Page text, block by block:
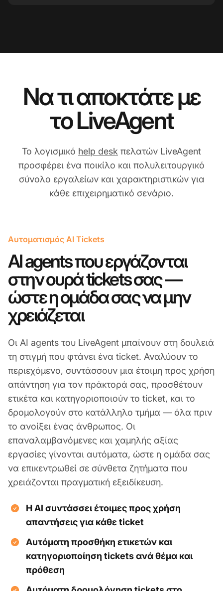
Να τι αποκτάτε με
το LiveAgent
Το λογισμικό help desk πελατών LiveAgent
προσφέρει ένα ποικίλο και πολυλειτουργικό
σύνολο εργαλείων και χαρακτηριστικών για
κάθε επιχειρηματικό σενάριο.
Αυτοματισμός AI Tickets
AI agents που εργάζονται
στην ουρά tickets σας —
ώστε η ομάδα σας να μην
χρειάζεται
Οι AI agents του LiveAgent μπαίνουν στη δουλειά
τη στιγμή που φτάνει ένα ticket. Αναλύουν το
περιεχόμενο, συντάσσουν μια έτοιμη προς χρήση
απάντηση για τον πράκτορά σας, προσθέτουν
ετικέτα και κατηγοριοποιούν το ticket, και το
δρομολογούν στο κατάλληλο τμήμα — όλα πριν
το ανοίξει ένας άνθρωπος. Οι
επαναλαμβανόμενες και χαμηλής αξίας
εργασίες γίνονται αυτόματα, ώστε η ομάδα σας
να επικεντρωθεί σε σύνθετα ζητήματα που
χρειάζονται πραγματική εξειδίκευση.
Η AI συντάσσει έτοιμες προς χρήση
απαντήσεις για κάθε ticket
Αυτόματη προσθήκη ετικετών και
κατηγοριοποίηση tickets ανά θέμα και
πρόθεση